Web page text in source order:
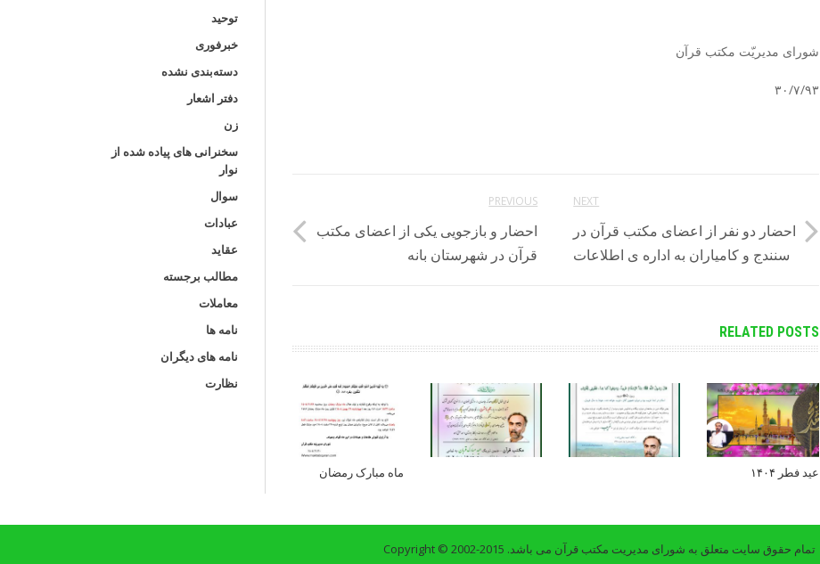
شورای مدیریّت مکتب قرآن
۳۰/۷/۹۳
PREVIOUS
احضار و بازجویی یکی از اعضای مکتب
قرآن در شهرستان بانه
NEXT
احضار دو نفر از اعضای مکتب قرآن در
سنندج و کامیاران به اداره ی اطلاعات
RELATED POSTS
ماه مبارک رمضان عید فطر ۱۴۰۴
توحید
خبرفوری
دسته‌بندی نشده
دفتر اشعار
زن
سخنرانی های پیاده شده از
نوار
سوال
عبادات
عقاید
مطالب برجسته
معاملات
نامه ها
نامه های دیگران
نظارت
تمام حقوق سایت متعلق به شورای مدیریت مکتب قرآن می باشد. Copyright © 2002-2015